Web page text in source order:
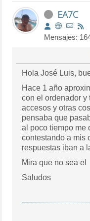
EA7C
Mensajes:
Hola José Luis,
Hace 1 año
con el ordenador
accesos y otras
pensaba que
al poco tiempo me
contestando a mis
respuestas iban a
Mira que no sea
Saludos